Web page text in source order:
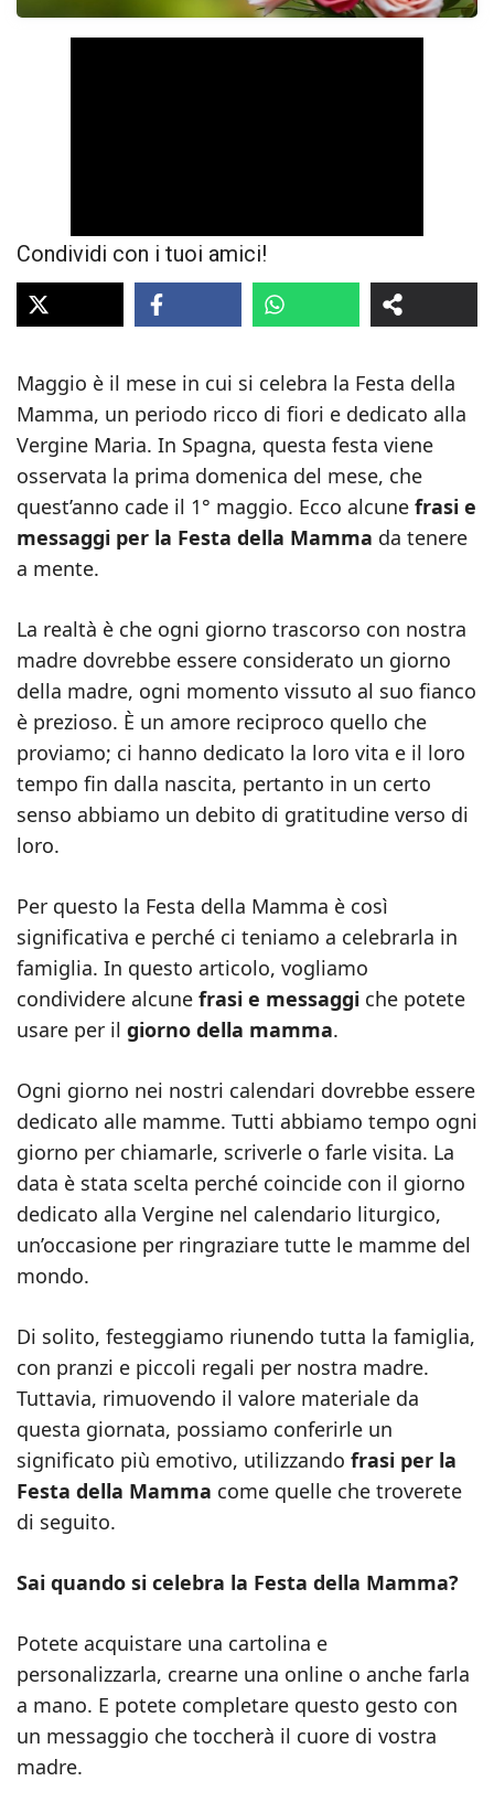
Condividi con i tuoi amici!
Maggio è il mese in cui si celebra la Festa della
Mamma, un periodo ricco di fiori e dedicato alla
Vergine Maria. In Spagna, questa festa viene
osservata la prima domenica del mese, che
quest’anno cade il 1° maggio. Ecco alcune frasi e
messaggi per la Festa della Mamma da tenere
a mente.
La realtà è che ogni giorno trascorso con nostra
madre dovrebbe essere considerato un giorno
della madre, ogni momento vissuto al suo fianco
è prezioso. È un amore reciproco quello che
proviamo; ci hanno dedicato la loro vita e il loro
tempo fin dalla nascita, pertanto in un certo
senso abbiamo un debito di gratitudine verso di
loro.
Per questo la Festa della Mamma è così
significativa e perché ci teniamo a celebrarla in
famiglia. In questo articolo, vogliamo
condividere alcune frasi e messaggi che potete
usare per il giorno della mamma.
Ogni giorno nei nostri calendari dovrebbe essere
dedicato alle mamme. Tutti abbiamo tempo ogni
giorno per chiamarle, scriverle o farle visita. La
data è stata scelta perché coincide con il giorno
dedicato alla Vergine nel calendario liturgico,
un’occasione per ringraziare tutte le mamme del
mondo.
Di solito, festeggiamo riunendo tutta la famiglia,
con pranzi e piccoli regali per nostra madre.
Tuttavia, rimuovendo il valore materiale da
questa giornata, possiamo conferirle un
significato più emotivo, utilizzando frasi per la
Festa della Mamma come quelle che troverete
di seguito.
Sai quando si celebra la Festa della Mamma?
Potete acquistare una cartolina e
personalizzarla, crearne una online o anche farla
a mano. E potete completare questo gesto con
un messaggio che toccherà il cuore di vostra
madre.